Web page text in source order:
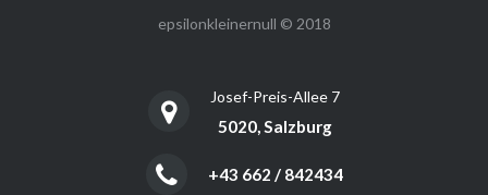
epsilonkleinernull © 2018
Josef-Preis-Allee 7
5020, Salzburg
+43 662 / 842434